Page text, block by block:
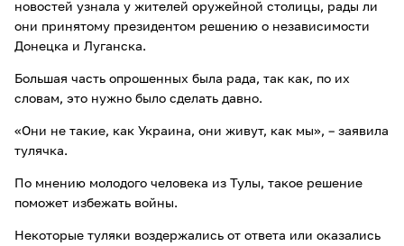
новостей узнала у жителей оружейной столицы, рады ли
они принятому президентом решению о независимости
Донецка и Луганска.
Большая часть опрошенных была рада, так как, по их
словам, это нужно было сделать давно.
«Они не такие, как Украина, они живут, как мы», – заявила
тулячка.
По мнению молодого человека из Тулы, такое решение
поможет избежать войны.
Некоторые туляки воздержались от ответа или оказались